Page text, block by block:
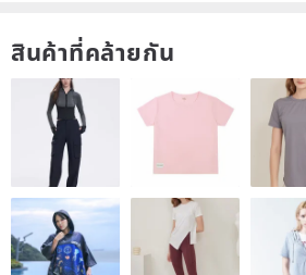
↟ Size Selection The last image on the
information on the garment's fit and fabric
refer to the methods provided in the
for measurement: (*Note: Waist
of the **narrowest** part of your waist all
approximately at the height of your elbow
Measure with the tape pulled taut, but
flesh.) **▼▼ Size Measurement Guide
https://live.staticflickr.com/65535/
https://live.staticflickr.com/65535/
สินค้าที่คล้ายกัน